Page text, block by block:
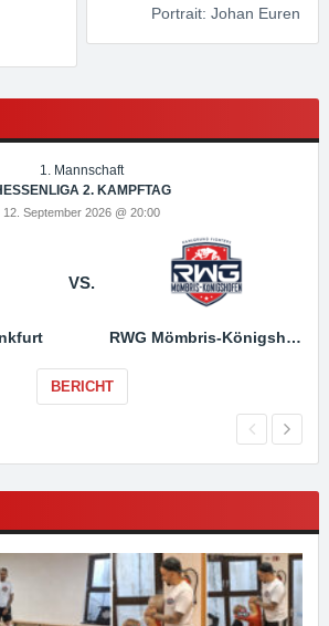
Portrait: Johan Euren
1. Mannschaft
2. KAMPFTAG
12. September 2026 @ 20:00
VS.
RWG Mömbris-Königshofen
BERICHT